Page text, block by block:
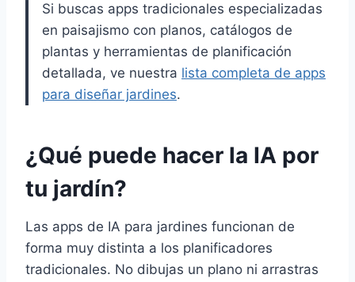
Si buscas apps tradicionales especializadas
en paisajismo con planos, catálogos de
plantas y herramientas de planificación
detallada, ve nuestra lista completa de apps
para diseñar jardines.
¿Qué puede hacer la IA por
tu jardín?
Las apps de IA para jardines funcionan de
forma muy distinta a los planificadores
tradicionales. No dibujas un plano ni arrastras